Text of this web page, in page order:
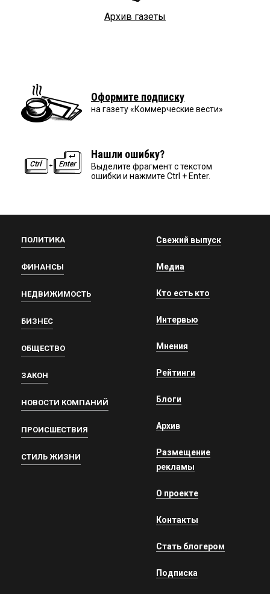
Архив газеты
Оформите подписку
на газету «Коммерческие вести»
Нашли ошибку?
Выделите фрагмент с текстом
ошибки и нажмите Ctrl + Enter.
ПОЛИТИКА
ФИНАНСЫ
НЕДВИЖИМОСТЬ
БИЗНЕС
ОБЩЕСТВО
ЗАКОН
НОВОСТИ КОМПАНИЙ
ПРОИСШЕСТВИЯ
СТИЛЬ ЖИЗНИ
Свежий выпуск
Медиа
Кто есть кто
Интервью
Мнения
Рейтинги
Блоги
Архив
Размещение
рекламы
О проекте
Контакты
Стать блогером
Подписка